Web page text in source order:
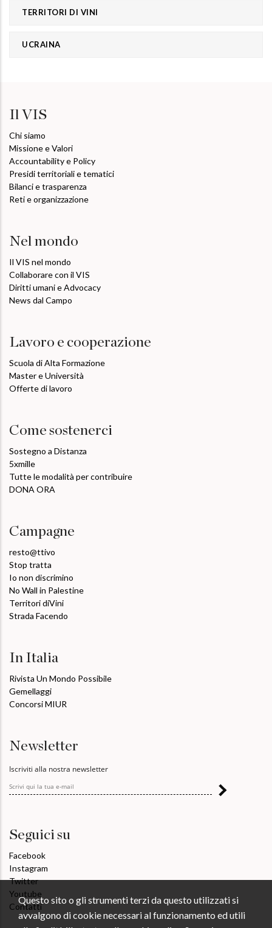
TERRITORI DI VINI
UCRAINA
Il VIS
Chi siamo
Missione e Valori
Accountability e Policy
Presidi territoriali e tematici
Bilanci e trasparenza
Reti e organizzazione
Nel mondo
Il VIS nel mondo
Collaborare con il VIS
Diritti umani e Advocacy
News dal Campo
Lavoro e cooperazione
Scuola di Alta Formazione
Master e Università
Offerte di lavoro
Come sostenerci
Sostegno a Distanza
5xmille
Tutte le modalità per contribuire
DONA ORA
Campagne
resto@ttivo
Stop tratta
Io non discrimino
No Wall in Palestine
Territori diVini
Strada Facendo
In Italia
Rivista Un Mondo Possibile
Gemellaggi
Concorsi MIUR
Newsletter
Iscriviti alla nostra newsletter
Seguici su
Facebook
Instagram
Twitter
Youtube
Contatti
Questo sito o gli strumenti terzi da questo utilizzati si
avvalgono di cookie necessari al funzionamento ed utili